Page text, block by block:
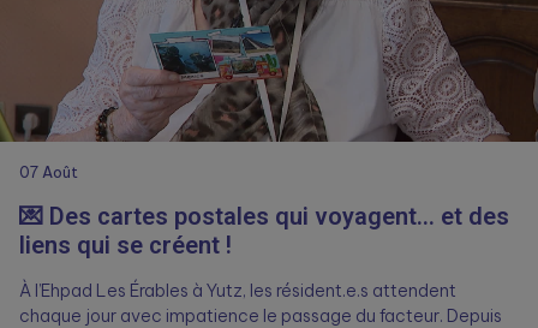
07 Août
💌 Des cartes postales qui voyagent… et des
liens qui se créent !
À l’Ehpad Les Érables à Yutz, les résident.e.s attendent
chaque jour avec impatience le passage du facteur. Depuis